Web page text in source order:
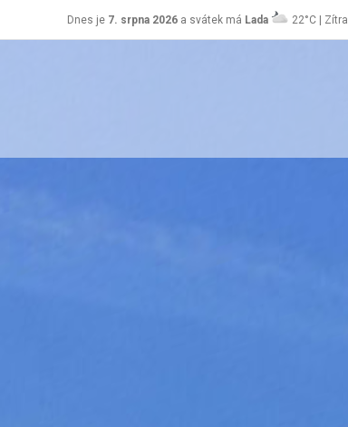
Dnes je 7. srpna 2026 a svátek má Lada 22°C | Zítra